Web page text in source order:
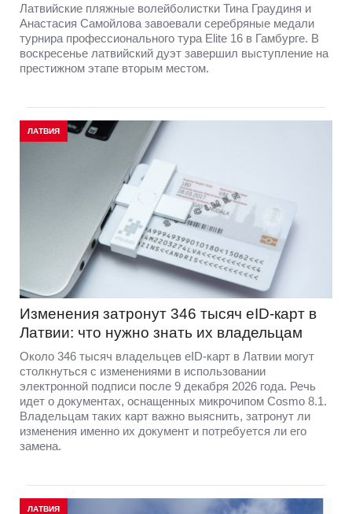
Латвийские пляжные волейболистки Тина Граудиня и
Анастасия Самойлова завоевали серебряные медали
турнира профессионального тура Elite 16 в Гамбурге. В
воскресенье латвийский дуэт завершил выступление на
престижном этапе вторым местом.
ЛАТВИЯ
Изменения затронут 346 тысяч eID-карт в
Латвии: что нужно знать их владельцам
Около 346 тысяч владельцев eID-карт в Латвии могут
столкнуться с изменениями в использовании
электронной подписи после 9 декабря 2026 года. Речь
идет о документах, оснащенных микрочипом Cosmo 8.1.
Владельцам таких карт важно выяснить, затронут ли
изменения именно их документ и потребуется ли его
замена.
ЛАТВИЯ